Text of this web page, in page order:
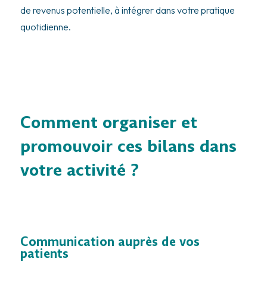
de revenus potentielle, à intégrer dans votre pratique
quotidienne.
Comment organiser et
promouvoir ces bilans dans
votre activité ?
Communication auprès de vos
patients